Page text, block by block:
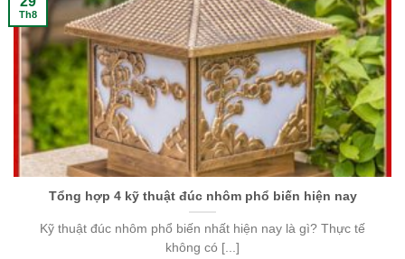
Tổng hợp 4 kỹ thuật đúc nhôm phổ biến hiện nay
Kỹ thuật đúc nhôm phổ biến nhất hiện nay là gì? Thực tế
không có [...]
Th8